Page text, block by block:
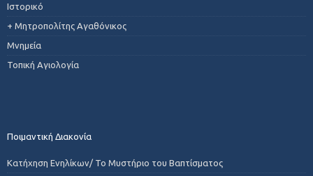
Ιστορικό
+ Μητροπολίτης Αγαθόνικος
Μνημεία
Τοπική Αγιολογία
Ποιμαντική Διακονία
Κατήχηση Ενηλίκων/ Το Μυστήριο του Βαπτίσματος